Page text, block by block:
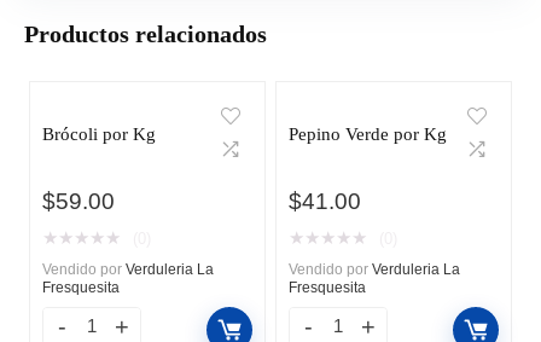
Productos relacionados
Brócoli por Kg
$59.00
★ ★ ★ ★ ★
Vendido por Verduleria La
Fresquesita
Pepino Verde por Kg
$41.00
★ ★ ★ ★ ★
Vendido por Verduleria La
Fresquesita